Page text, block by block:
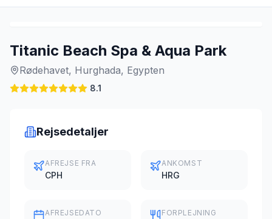
Titanic Beach Spa & Aqua Park
Rødehavet, Hurghada, Egypten
8.1
Rejsedetaljer
AFREJSE FRA
CPH
ANKOMST
HRG
AFREJSEDATO FORPLEJNING